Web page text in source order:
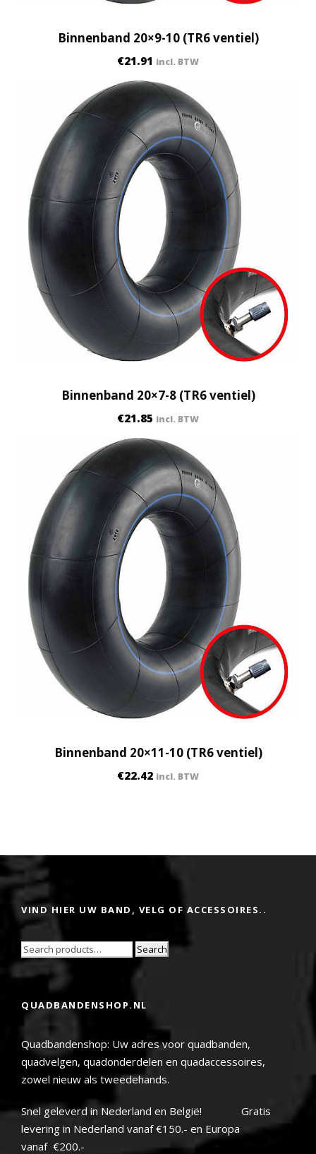
Binnenband 20×9-10 (TR6 ventiel)
€21.91 incl. BTW
Binnenband 20×7-8 (TR6 ventiel)
€21.85 incl. BTW
Binnenband 20×11-10 (TR6 ventiel)
€22.42 incl. BTW
VIND HIER UW BAND, VELG OF ACCESSOIRES..
Search
QUADBANDENSHOP.NL
Quadbandenshop: Uw adres voor quadbanden,
quadvelgen, quadonderdelen en quadaccessoires,
zowel nieuw als tweedehands.
Snel geleverd in Nederland en België! Gratis
levering in Nederland vanaf €150.- en Europa
vanaf €200.-